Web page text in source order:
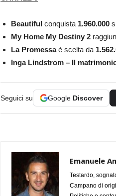
Beautiful conquista 1.960.000
My Home My Destiny 2
La Promessaè scelta da
Inga Lindstrom – Il
Seguici su Google Discover
Emanuele
Testardo,
Campano di